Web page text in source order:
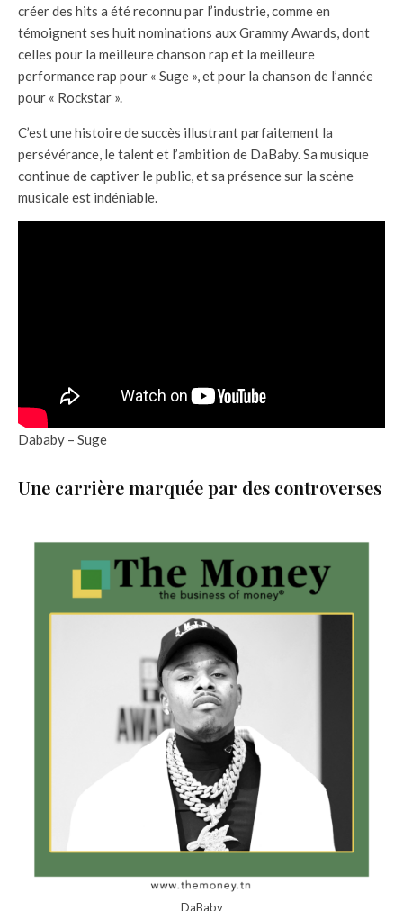
créer des hits a été reconnu par l’industrie, comme en
témoignent ses huit nominations aux Grammy Awards, dont
celles pour la meilleure chanson rap et la meilleure
performance rap pour « Suge », et pour la chanson de l’année
pour « Rockstar ».
C’est une histoire de succès illustrant parfaitement la
persévérance, le talent et l’ambition de DaBaby. Sa musique
continue de captiver le public, et sa présence sur la scène
musicale est indéniable.
Dababy – Suge
Une carrière marquée par des controverses
DaBaby